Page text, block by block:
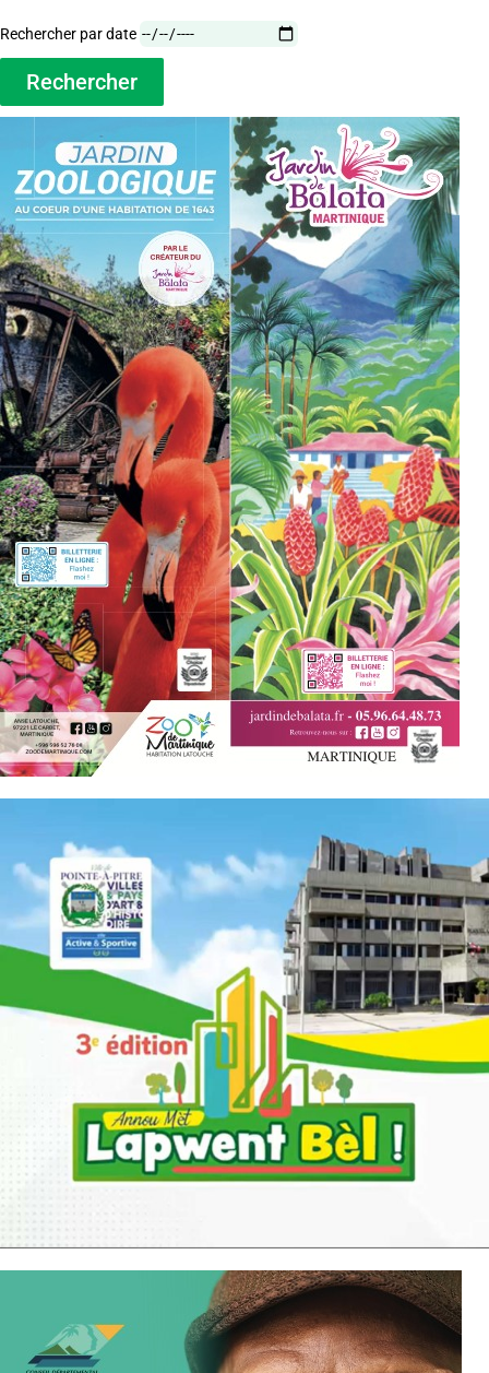
Rechercher par date
Rechercher